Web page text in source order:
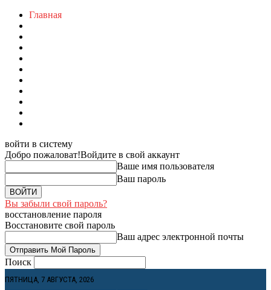
Главная
войти в систему
Добро пожаловат!Войдите в свой аккаунт
Ваше имя пользователя
Ваш пароль
Вы забыли свой пароль?
восстановление пароля
Восстановите свой пароль
Ваш адрес электронной почты
Поиск
ПЯТНИЦА, 7 АВГУСТА, 2026